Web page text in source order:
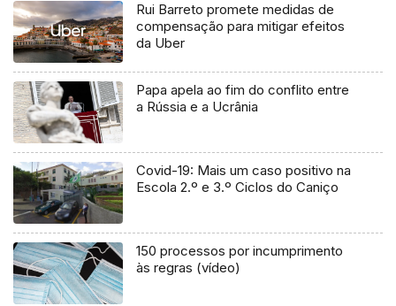
Rui Barreto promete medidas de
compensação para mitigar efeitos
da Uber
Papa apela ao fim do conflito entre
a Rússia e a Ucrânia
Covid-19: Mais um caso positivo na
Escola 2.º e 3.º Ciclos do Caniço
150 processos por incumprimento
às regras (vídeo)